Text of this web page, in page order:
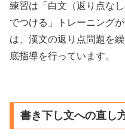
練習は「白文（返り点な
でつける」トレーニングが
は、漢文の返り点問題を
底指導を行っています。
書き下し文への直し